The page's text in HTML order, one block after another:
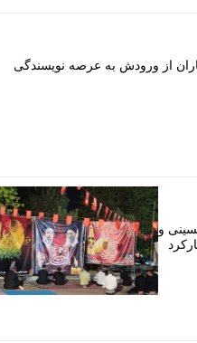
از ورودش به عرصه نویسندگی
و